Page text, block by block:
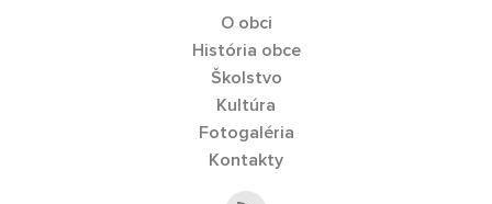
O obci
História obce
Školstvo
Kultúra
Fotogaléria
Kontakty